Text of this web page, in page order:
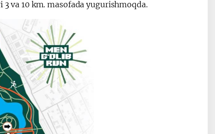
va 10 km. masofada yugurishmoqda.